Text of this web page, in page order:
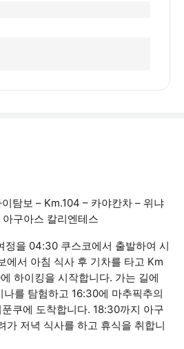
탐보 – Km.104 – 카야칸차 – 위냐
구아스 칼리엔테스
정을 04:30 쿠스코에서 출발하여 시
에서 아침 식사 후 기차를 타고 Km
하이킹을 시작합니다. 가는 길에
를 탐험하고 16:30에 마추픽추의
쿠에 도착합니다. 18:30까지 아구
가 저녁 식사를 하고 휴식을 취합니